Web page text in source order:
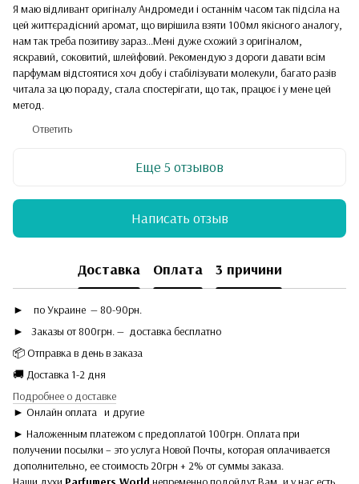
Я маю відливант оригіналу Андромеди і останнім часом так підсіла на
цей життєрадісний аромат, що вирішила взяти 100мл якісного аналогу,
нам так треба позитиву зараз...Мені дуже схожий з оригіналом,
яскравий, соковитий, шлейфовий. Рекомендую з дороги давати всім
парфумам відстоятися хоч добу і стабілізувати молекули, багато разів
читала за цю пораду, стала спостерігати, що так, працює і у мене цей
метод.
Ответить
Еще 5 отзывов
Написать отзыв
Доставка Оплата 3 причини
►
по Украине — 80-90рн.
► Заказы от 800грн. — доставка бесплатно
📦 Отправка в день в заказа
🚚 Доставка 1-2 дня
Подробнее о доставке
► Онлайн оплата и другие
► Наложенным платежом с предоплатой 100грн. Оплата при
получении посылки – это услуга Новой Почты, которая оплачивается
дополнительно, ее стоимость 20грн + 2% от суммы заказа.